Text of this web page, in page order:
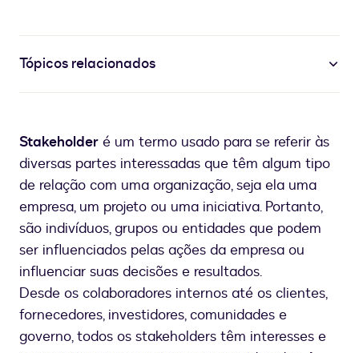
Tópicos relacionados
Stakeholder é um termo usado para se referir às
diversas partes interessadas que têm algum tipo
de relação com uma organização, seja ela uma
empresa, um projeto ou uma iniciativa. Portanto,
são indivíduos, grupos ou entidades que podem
ser influenciados pelas ações da empresa ou
influenciar suas decisões e resultados.
Desde os colaboradores internos até os clientes,
fornecedores, investidores, comunidades e
governo, todos os stakeholders têm interesses e